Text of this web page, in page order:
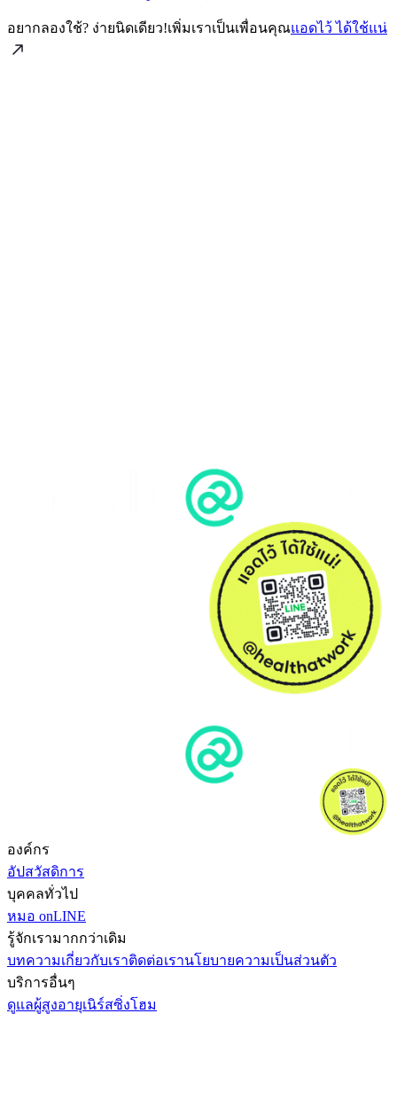
อยากลองใช้? ง่ายนิดเดียว!เพิ่มเราเป็นเพื่อนคุณแอดไว้ ได้ใช้แน่
องค์กร
อัปสวัสดิการ
บุคคลทั่วไป
หมอ onLINE
รู้จักเรามากกว่าเดิม
บทความเกี่ยวกับเราติดต่อเรานโยบายความเป็นส่วนตัว
บริการอื่นๆ
ดูแลผู้สูงอายุเนิร์สซิ่งโฮม